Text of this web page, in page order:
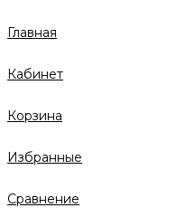
Главная
Кабинет
Корзина
Избранные
Сравнение